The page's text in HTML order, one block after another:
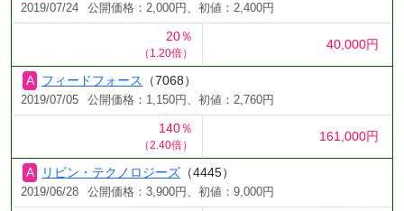
2019/07/24 公開価格：2,000円、初値：2,400円
20％
（1.20倍）
40,000円
フィードフォース （7068）
2019/07/05 公開価格：1,150円、初値：2,760円
140％
（2.40倍）
161,000円
リビン・テクノロジーズ （4445）
2019/06/28 公開価格：3,900円、初値：9,000円